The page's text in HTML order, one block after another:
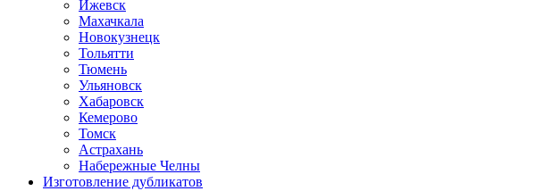
Ижевск
Махачкала
Новокузнецк
Тольятти
Тюмень
Ульяновск
Хабаровск
Кемерово
Томск
Астрахань
Набережные Челны
Изготовление дубликатов